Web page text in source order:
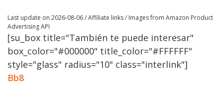
Last update on 2026-08-06 / Affiliate links / Images from Amazon Product
Advertising API
[su_box title="También te puede interesar"
box_color="#000000" title_color="#FFFFFF"
style="glass" radius="10" class="interlink"]
Bb8